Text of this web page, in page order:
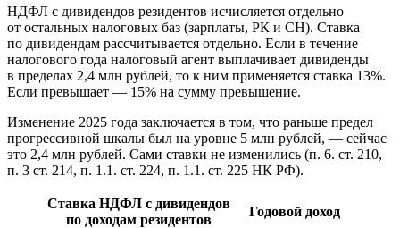
НДФЛ с дивидендов резидентов исчисляется отдельно
от остальных налоговых баз (зарплаты, РК и СН). Ставка
по дивидендам рассчитывается отдельно. Если в течение
налогового года налоговый агент выплачивает дивиденды
в пределах 2,4 млн рублей, то к ним применяется ставка 13%.
Если превышает — 15% на сумму превышение.
Изменение 2025 года заключается в том, что раньше предел
прогрессивной шкалы был на уровне 5 млн рублей, — сейчас
это 2,4 млн рублей. Сами ставки не изменились (п. 6. ст. 210,
п. 3 ст. 214, п. 1.1. ст. 224, п. 1.1. ст. 225 НК РФ).
Ставка НДФЛ с дивидендов
по доходам резидентов
Годовой доход